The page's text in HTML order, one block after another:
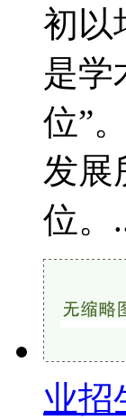
初以
是学
位”
发展
位。
业招